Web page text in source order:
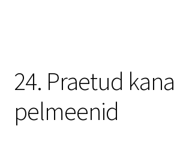
24. Praetud kana
pelmeenid